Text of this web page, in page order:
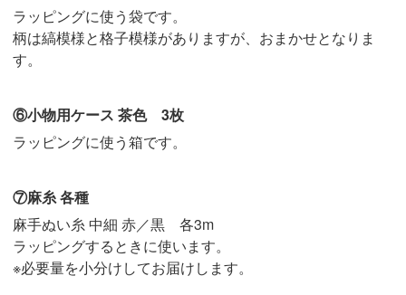
ラッピングに使う袋です。
柄は縞模様と格子模様がありますが、おまかせとなりま
す。
⑥小物用ケース 茶色 3枚
ラッピングに使う箱です。
⑦麻糸 各種
麻手ぬい糸 中細 赤／黒 各3m
ラッピングするときに使います。
※必要量を小分けしてお届けします。